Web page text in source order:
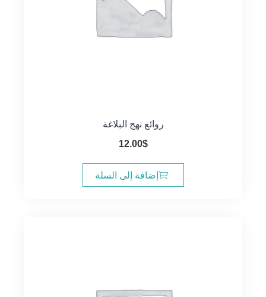
روائع نهج البلاغة
12.00$
إضافة إلى السلة